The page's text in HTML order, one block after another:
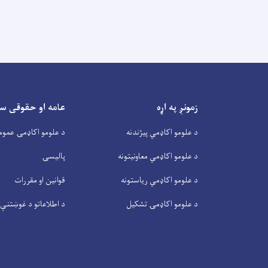
زمونږ په اړه
د علومو اکاډمي پیژندنه
د علومو اکاډمي معاونیتونه
د علومو اکاډمي ریاستونه
د علومو اکاډمۍ تشکیل
عامه او حقوقی
د علومو اکاډمۍ
پالیسۍ
قوانین او مقررات
د اطلاعاتو د